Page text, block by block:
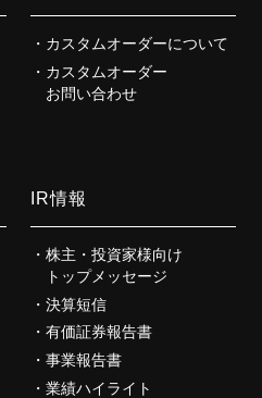
カスタムオーダーについて
カスタムオーダー
お問い合わせ
IR情報
株主・投資家様向け
トップメッセージ
決算短信
有価証券報告書
事業報告書
業績ハイライト